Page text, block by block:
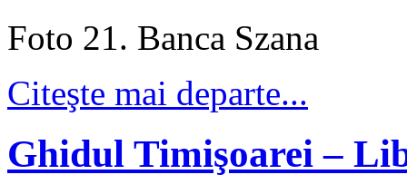
Foto 21. Banca Szana
Citeşte mai departe...
Ghidul Timişoarei –